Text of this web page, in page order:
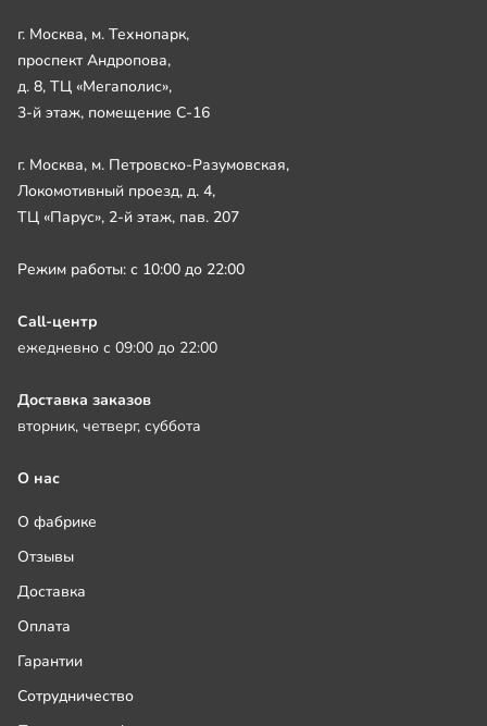
г. Москва, м. Технопарк,
проспект Андропова,
д. 8, ТЦ «Мегаполис»,
3-й этаж, помещение С-16
г. Москва, м. Петровско-Разумовская,
Локомотивный проезд, д. 4,
ТЦ «Парус», 2-й этаж, пав. 207
Режим работы: с 10:00 до 22:00
Call-центр
ежедневно с 09:00 до 22:00
Доставка заказов
вторник, четверг, суббота
О нас
О фабрике
Отзывы
Доставка
Оплата
Гарантии
Сотрудничество